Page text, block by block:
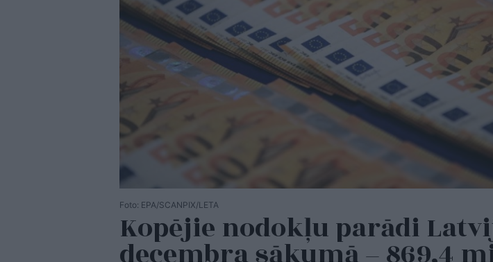
Foto: EPA/SCANPIX/LETA
Kopējie nodokļu parādi